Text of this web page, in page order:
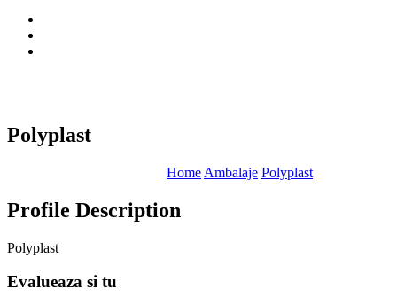
Polyplast
Home Ambalaje Polyplast
Profile Description
Polyplast
Evalueaza si tu